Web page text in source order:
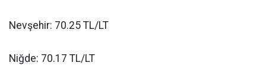
Nevşehir: 70.25 TL/LT
Niğde: 70.17 TL/LT